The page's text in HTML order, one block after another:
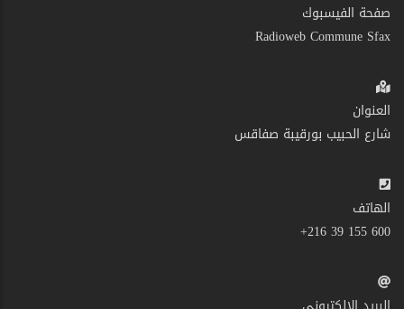
صفحة الفيسبوك
Radioweb Commune Sfax
العنوان
شارع الحبيب بورقيبة صفاقس
الهاتف
600 155 39 216+